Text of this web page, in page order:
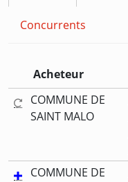
Concurrents
Acheteur
COMMUNE DE
SAINT MALO
COMMUNE DE